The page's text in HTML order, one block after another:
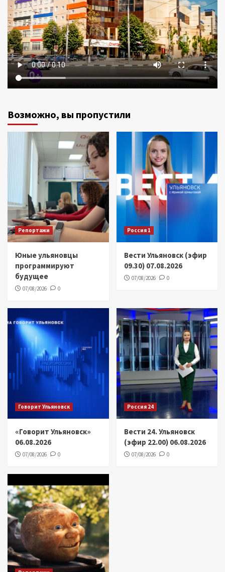
Возможно, вы пропустили
Репортажи
Юные ульяновцы
программируют
будущее
07/08/2026 0
Россия 1
Вести Ульяновск (эфир
09.30) 07.08.2026
07/08/2026 0
Говорит Ульяновск
«Говорит Ульяновск»
06.08.2026
07/08/2026 0
Россия 24
Вести 24. Ульяновск
(эфир 22.00) 06.08.2026
07/08/2026 0